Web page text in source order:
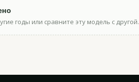
годы или сравните эту модель с другой.